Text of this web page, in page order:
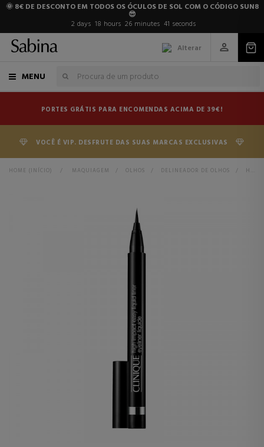
🌞 8€ DE DESCONTO EM TODOS OS ÓCULOS DE SOL COM O CÓDIGO SUN8
😎
2 days 18 hours 26 minutes 41 seconds
Alterar
MENU
PORTES GRÁTIS PARA ENCOMENDAS ACIMA DE 39€!
VOCÊ É VIP. DESFRUTE DAS SUAS MARCAS EXCLUSIVAS
HOME (INÍCIO) > MAQUIAGEM > OLHOS > DELINEADOR DE OLHOS > HIGH IMPACT EASY LIQUID LINER